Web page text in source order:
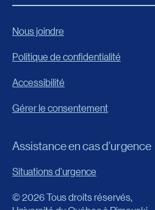
Boutique en ligne
Carrières
Événements
Fondation de l’UQAR
FAQ
Portail
Frais de scolarité
Calendrier universitaire
Horaire des cours
Nous joindre
Politique de confidentialité
Accessibilité
Gérer le consentement
Assistance en cas d’urgence
Situations d'urgence
© 2026 Tous droits réservés,